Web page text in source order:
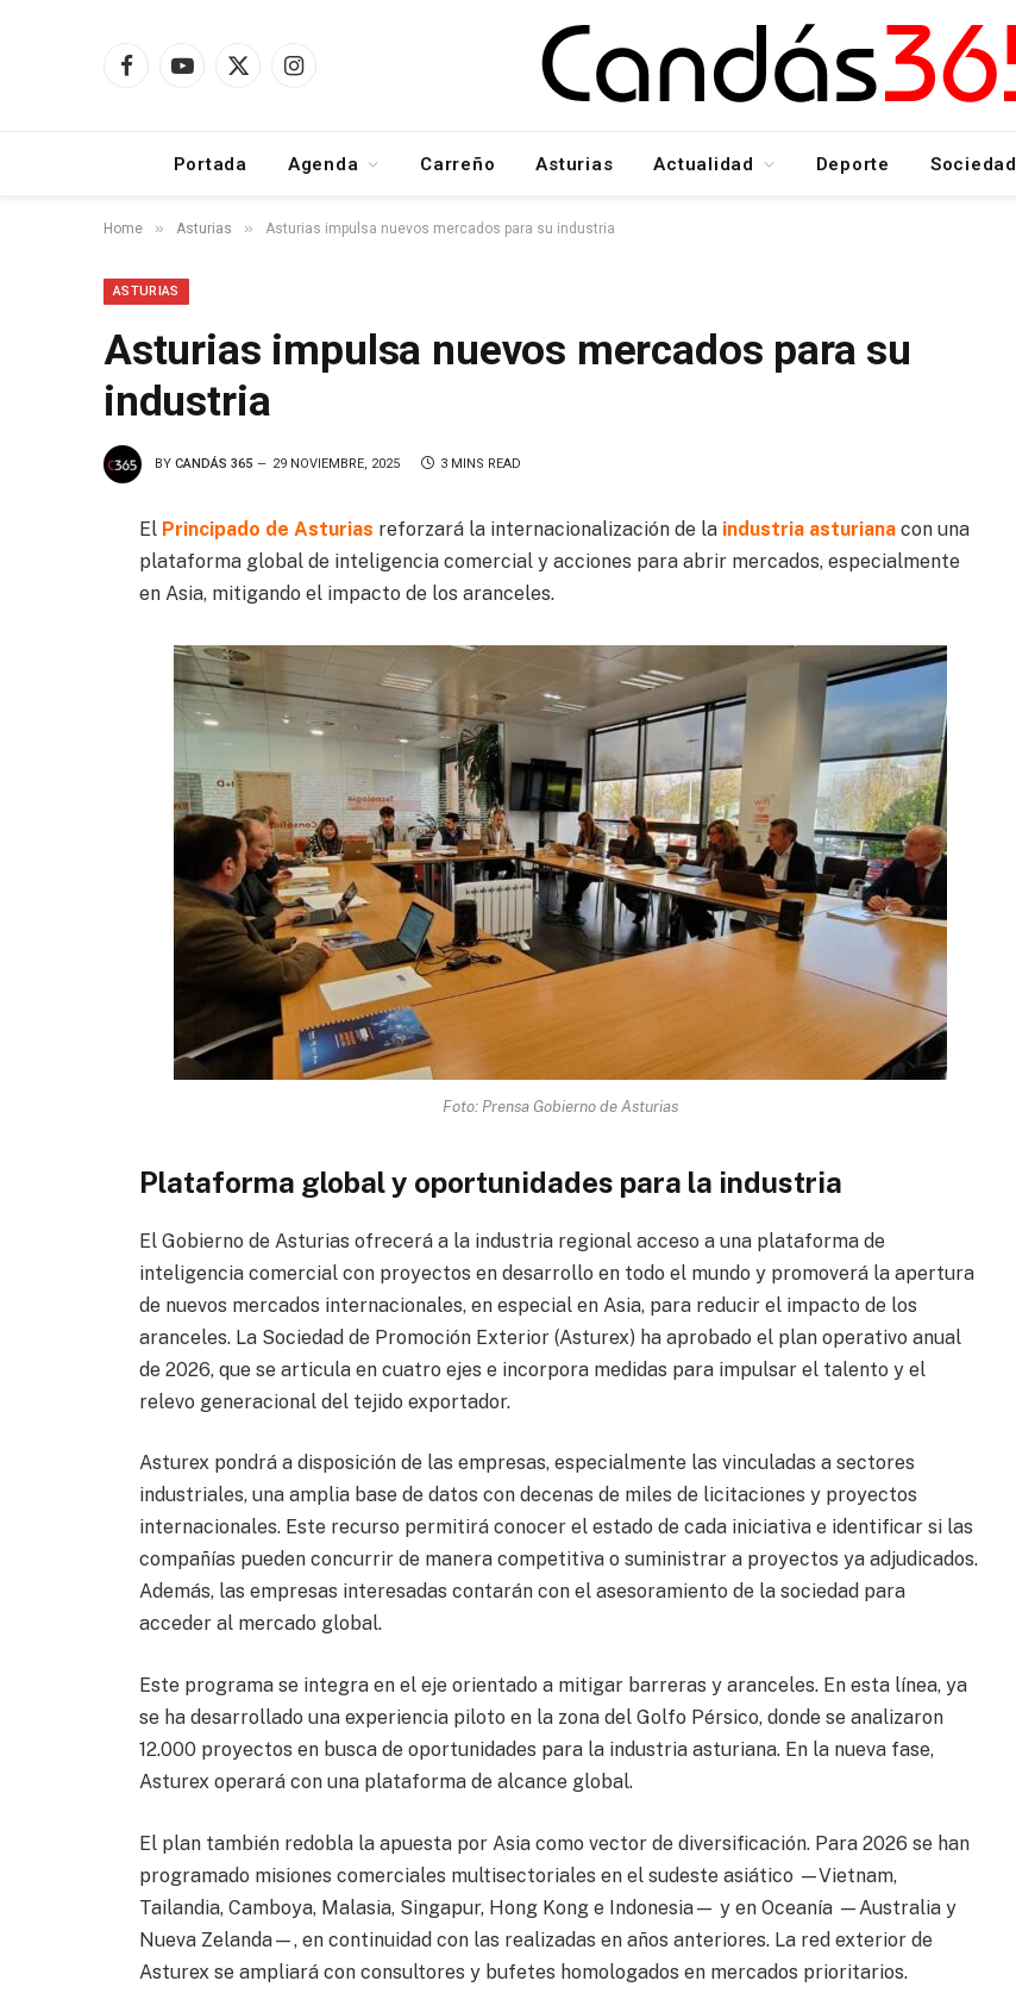
FacebookYouTube
X
Instagram
Portada Agenda Carreño Asturias Actualidad Deporte Sociedad
Home » Asturias » Asturias impulsa nuevos mercados para su industria
ASTURIAS
Asturias impulsa nuevos mercados para su
industria
BY CANDÁS 365 29 NOVIEMBRE, 2025 3 MINS READ
El Principado de Asturias reforzará la internacionalización de la industria asturiana con una
plataforma global de inteligencia comercial y acciones para abrir mercados, especialmente
en Asia, mitigando el impacto de los aranceles.
Foto: Prensa Gobierno de Asturias
Plataforma global y oportunidades para la industria
El Gobierno de Asturias ofrecerá a la industria regional acceso a una plataforma de
inteligencia comercial con proyectos en desarrollo en todo el mundo y promoverá la apertura
de nuevos mercados internacionales, en especial en Asia, para reducir el impacto de los
aranceles. La Sociedad de Promoción Exterior (Asturex) ha aprobado el plan operativo anual
de 2026, que se articula en cuatro ejes e incorpora medidas para impulsar el talento y el
relevo generacional del tejido exportador.
Asturex pondrá a disposición de las empresas, especialmente las vinculadas a sectores
industriales, una amplia base de datos con decenas de miles de licitaciones y proyectos
internacionales. Este recurso permitirá conocer el estado de cada iniciativa e identificar si las
compañías pueden concurrir de manera competitiva o suministrar a proyectos ya adjudicados.
Además, las empresas interesadas contarán con el asesoramiento de la sociedad para
acceder al mercado global.
Este programa se integra en el eje orientado a mitigar barreras y aranceles. En esta línea, ya
se ha desarrollado una experiencia piloto en la zona del Golfo Pérsico, donde se analizaron
12.000 proyectos en busca de oportunidades para la industria asturiana. En la nueva fase,
Asturex operará con una plataforma de alcance global.
El plan también redobla la apuesta por Asia como vector de diversificación. Para 2026 se han
programado misiones comerciales multisectoriales en el sudeste asiático —Vietnam,
Tailandia, Camboya, Malasia, Singapur, Hong Kong e Indonesia— y en Oceanía —Australia y
Nueva Zelanda—, en continuidad con las realizadas en años anteriores. La red exterior de
Asturex se ampliará con consultores y bufetes homologados en mercados prioritarios.